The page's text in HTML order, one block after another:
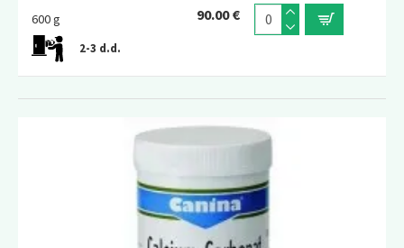
600 g
2-3 d.d.
90.00 €